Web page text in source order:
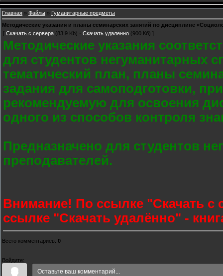
Главная » Файлы » Гуманитарные предметы
Методические указания и планы семинарских занятий по дисциплине
[ Скачать с сервера (83.9 Kb) · Скачать удаленно (900 Кб) ]
Методические указания
для студентов негуманитарных
тематический план, планы
задания для самоподготовки,
рекомендуемую для освоения
одного из способов контроля
Предназначено для студентов
преподавателей.
Внимание! По ссылке "Скачать с
ссылке "Скачать удалённо" -
Всего комментариев: 0
Войдите: